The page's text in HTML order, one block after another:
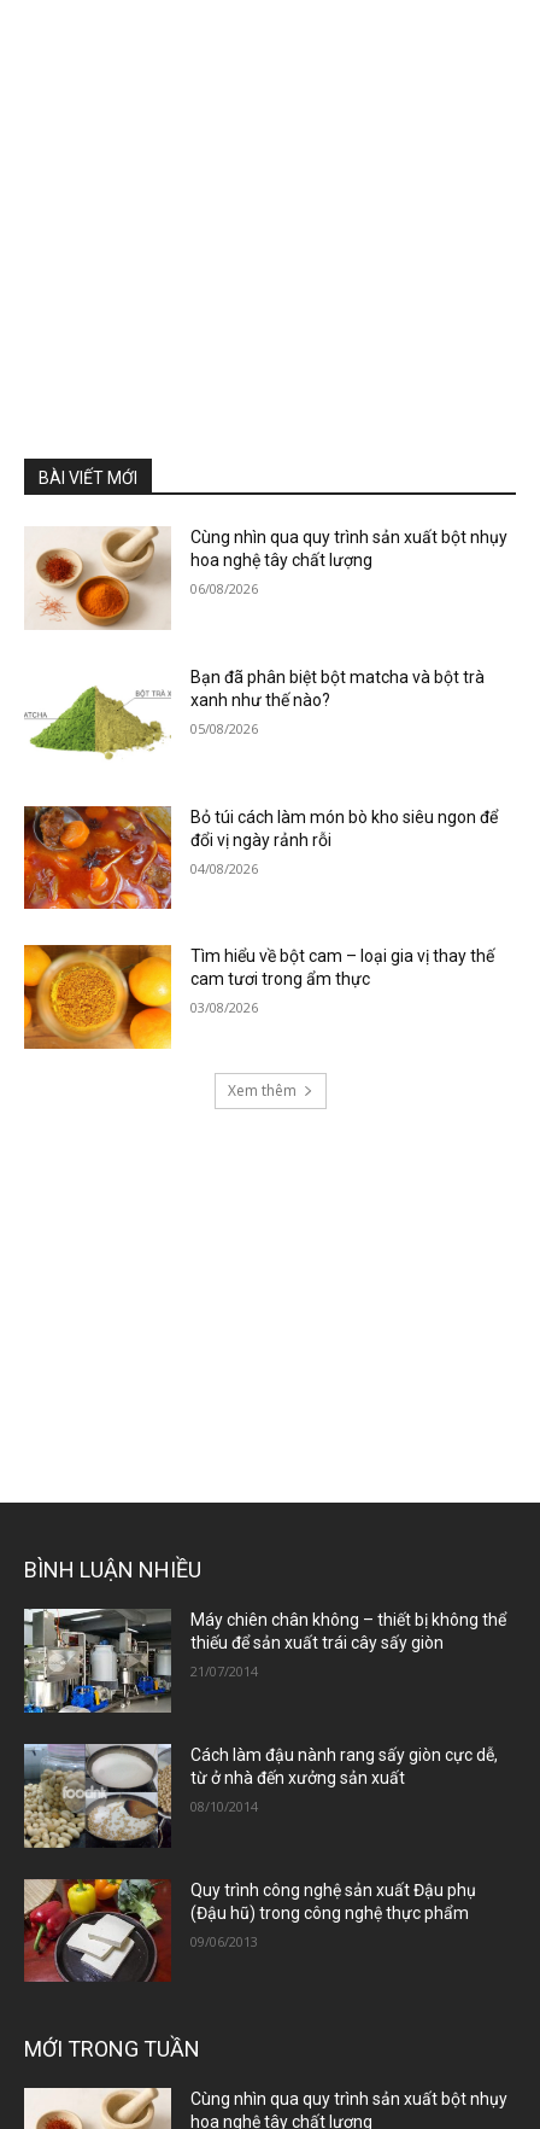
BÀI VIẾT MỚI
Cùng nhìn qua quy trình sản xuất bột nhụy
hoa nghệ tây chất lượng
06/08/2026
Bạn đã phân biệt bột matcha và bột trà
xanh như thế nào?
05/08/2026
Bỏ túi cách làm món bò kho siêu ngon để
đổi vị ngày rảnh rỗi
04/08/2026
Tìm hiểu về bột cam – loại gia vị thay thế
cam tươi trong ẩm thực
03/08/2026
Xem thêm
BÌNH LUẬN NHIỀU
Máy chiên chân không – thiết bị không thể
thiếu để sản xuất trái cây sấy giòn
21/07/2014
Cách làm đậu nành rang sấy giòn cực dễ,
từ ở nhà đến xưởng sản xuất
08/10/2014
Quy trình công nghệ sản xuất Đậu phụ
(Đậu hũ) trong công nghệ thực phẩm
09/06/2013
MỚI TRONG TUẦN
Cùng nhìn qua quy trình sản xuất bột nhụy
hoa nghệ tây chất lượng